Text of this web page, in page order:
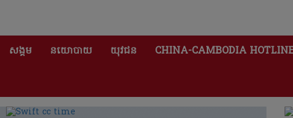
សង្គម នយោបាយ យុវជន CHINA-CAMBODIA